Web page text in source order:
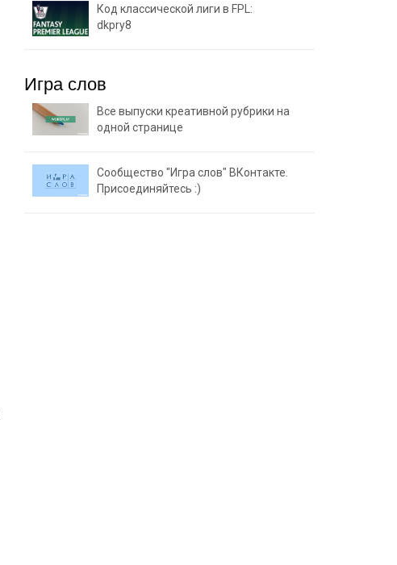
Код классической лиги в FPL:
dkpry8
Игра слов
Все выпуски креативной рубрики на
одной странице
Сообщество "Игра слов" ВКонтакте.
Присоединяйтесь :)